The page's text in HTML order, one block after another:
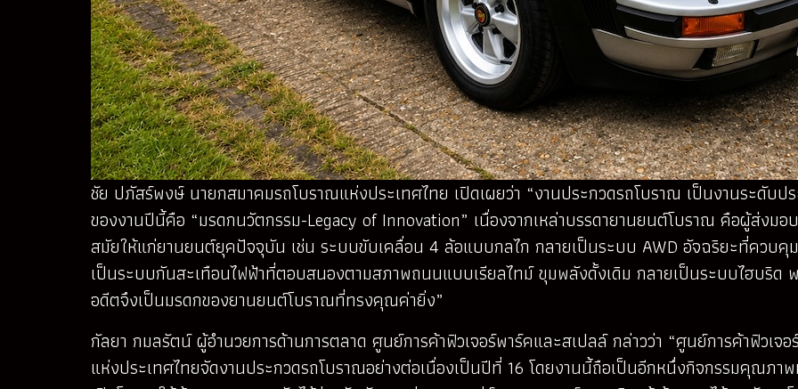
ชัย ปภัสร์พงษ์ นายกสมาคมรถโบราณแห่งประเทศไทย เปิดเผยว่า “งานประกวดรถโบราณ เป็นงานระดับ
ของงานปีนี้คือ “มรดกนวัตกรรม-Legacy of Innovation” เนื่องจากเหล่าบรรดายานยนต์โบราณ คือผู้ส่งมอ
สมัยให้แก่ยานยนต์ยุคปัจจุบัน เช่น ระบบขับเคลื่อน 4 ล้อแบบกลไก กลายเป็นระบบ AWD อัจฉริยะที่ควบคุ
เป็นระบบกันสะเทือนไฟฟ้าที่ตอบสนองตามสภาพถนนแบบเรียลไทม์ ขุมพลังดั้งเดิม กลายเป็นระบบไฮบริด
อดีตจึงเป็นมรดกของยานยนต์โบราณที่ทรงคุณค่ายิ่ง”
กัลยา กมลรัตน์ ผู้อำนวยการด้านการตลาด ศูนย์การค้าฟิวเจอร์พาร์คและสเปลล์ กล่าวว่า “ศูนย์การค้าฟิวเ
แห่งประเทศไทยจัดงานประกวดรถโบราณอย่างต่อเนื่องเป็นปีที่ 16 โดยงานนี้ถือเป็นอีกหนึ่งกิจกรรมคุณภ